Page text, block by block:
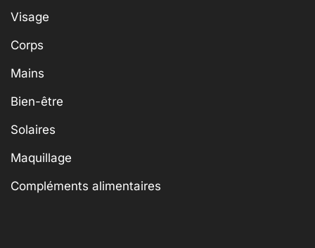
Visage
Corps
Mains
Bien-être
Solaires
Maquillage
Compléments alimentaires